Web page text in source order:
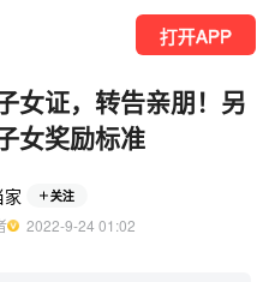
打开APP
女证，转告亲朋！另
女奖励标准
关注
  2022-9-24 01:02